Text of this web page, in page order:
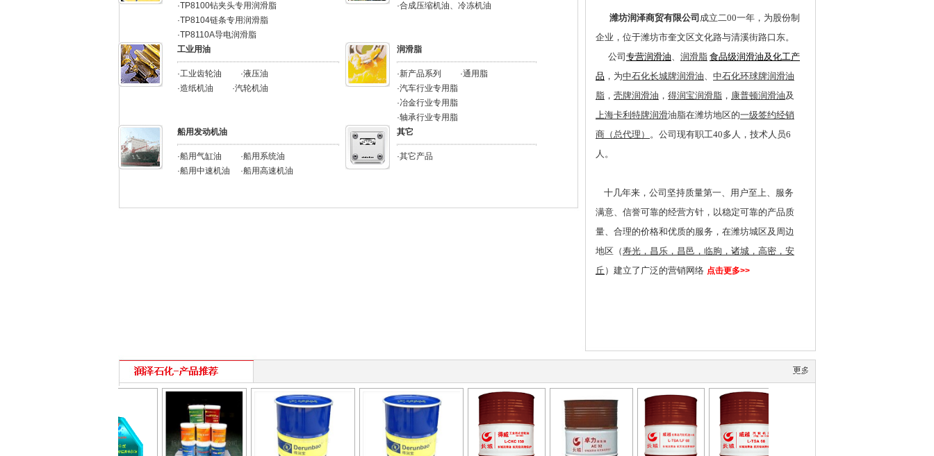
·TP8100钻夹头专用润滑脂
·TP8104链条专用润滑脂
·TP8110A导电润滑脂
·合成压缩机油、冷冻机油
工业用油
·工业齿轮油
·液压油
·造纸机油
·汽轮机油
润滑脂
·新产品系列
·通用脂
·汽车行业专用脂
·冶金行业专用脂
·轴承行业专用脂
船用发动机油
·船用气缸油
·船用系统油
·船用中速机油
·船用高速机油
其它
·其它产品
潍坊润泽商贸有限公司 成立二00一年，为股份制
企业， 位于潍坊市奎文区文化路与清溪街路口东。
公司 专营润滑油、 润滑脂 食品级润滑油及化工产
品 ，为中石化长城牌润滑油、 中石化环球牌润滑油
脂 ， 壳牌润滑油 ， 得润宝润滑脂 ， 康普顿润滑油及
上海卡利特牌润滑油脂在潍坊地区的一级签约经销
商（总代理） 。 公司现有职工40多人，技术人员6
人。
十几年来，公司坚持质量第一、用户至上、服务
满意、信誉可靠的经营方针，以稳定可靠的产品质
量、合理的价格和优质的服务，在潍坊城区及周边
地区 （寿光，昌乐，昌邑，临朐，诸城，高密，安
丘 ） 建立了广泛的营销网络 点击更多>>